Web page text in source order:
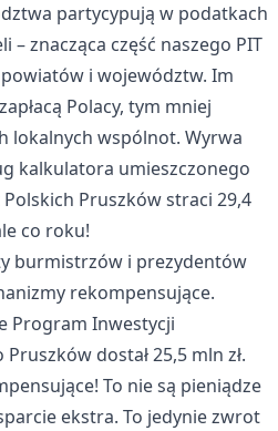
partycypują w podatkach
– znacząca część naszego PIT
i województw. Im
Polacy, tym mniej
lokalnych wspólnot. Wyrwa
kalkulatora umieszczonego
Pruszków straci 29,4
co roku!
burmistrzów i prezydentów
rekompensujące.
Program Inwestycji
dostał 25,5 mln zł.
To nie są pieniądze
ekstra. To jedynie zwrot